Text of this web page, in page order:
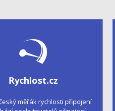
Rychlost.cz
měřák rychlosti připojení